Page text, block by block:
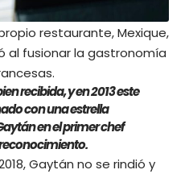
restaurante, Mexique,
al fusionar la gastronomía
recibida, y en 2013 este
con una estrella
en el primer chef
Gaytán no se rindió y